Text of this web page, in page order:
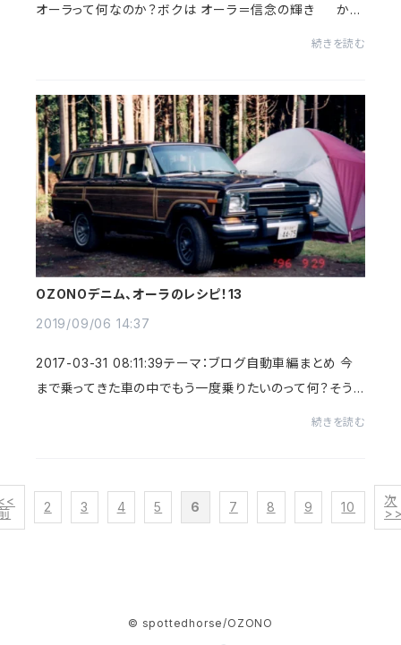
オーラって何なのか？ボクは オーラ＝信念の輝き かな
続きを読む
OZONOデニム、オーラのレシピ！13
2019/09/06 14:37
2017-03-31 08:11:39テーマ：ブログ自動車編まとめ 今
まで乗ってきた車の中でもう一度乗りたいのって何？そう
続きを読む
2 3 4 5 6 7 8 9 10
次
© spottedhorse/OZONO